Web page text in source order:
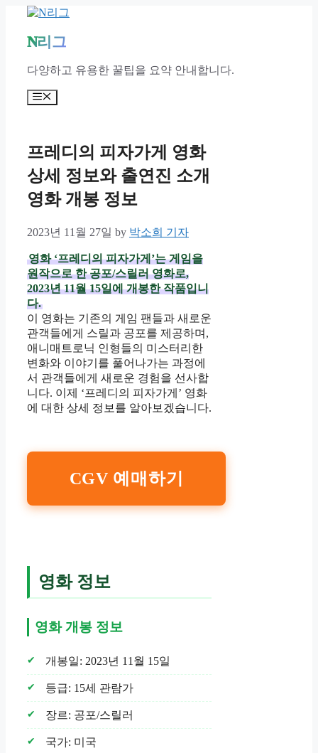
contentN리그
다양하고 유용한 꿀팁을 요약 안내합니다.
Menu
프레디의 피자가게 영화
상세 정보와 출연진 소개
영화 개봉 정보
2023년 11월 27일 by 박소희 기자
영화 ‘프레디의 피자가게’는 게임을
원작으로 한 공포/스릴러 영화로,
2023년 11월 15일에 개봉한 작품입니
다.
이 영화는 기존의 게임 팬들과 새로운
관객들에게 스릴과 공포를 제공하며,
애니매트로닉 인형들의 미스터리한
변화와 이야기를 풀어나가는 과정에
서 관객들에게 새로운 경험을 선사합
니다. 이제 ‘프레디의 피자가게’ 영화
에 대한 상세 정보를 알아보겠습니다.
CGV 예매하기
영화 정보
영화 개봉 정보
개봉일: 2023년 11월 15일
등급: 15세 관람가
장르: 공포/스릴러
국가: 미국